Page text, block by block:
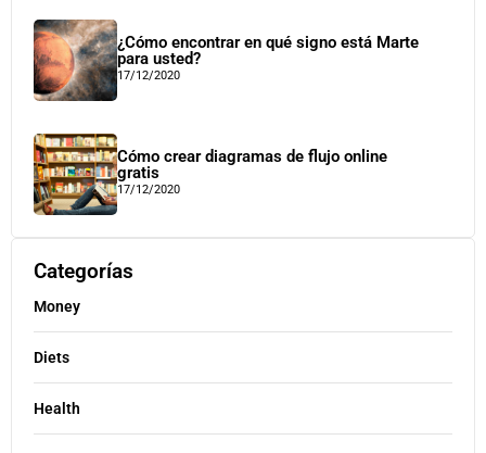
¿Cómo encontrar en qué signo está Marte
para usted?
17/12/2020
Cómo crear diagramas de flujo online
gratis
17/12/2020
Categorías
Money
Diets
Health